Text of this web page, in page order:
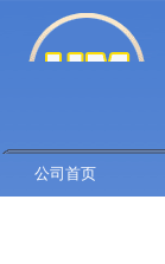
公司首页